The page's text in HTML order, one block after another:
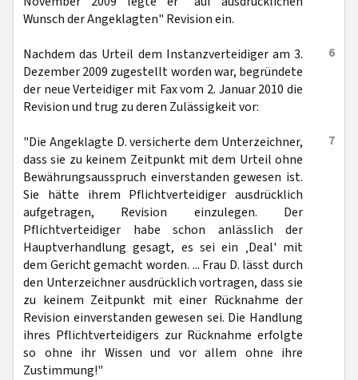
Wunsch der Angeklagten" Revision ein.
6
Nachdem das Urteil dem Instanzverteidiger am 3.
Dezember 2009 zugestellt worden war, begründete
der neue Verteidiger mit Fax vom 2. Januar 2010 die
Revision und trug zu deren Zulässigkeit vor:
7
"Die Angeklagte D. versicherte dem Unterzeichner,
dass sie zu keinem Zeitpunkt mit dem Urteil ohne
Bewährungsausspruch einverstanden gewesen ist.
Sie hätte ihrem Pflichtverteidiger ausdrücklich
aufgetragen, Revision einzulegen. Der
Pflichtverteidiger habe schon anlässlich der
Hauptverhandlung gesagt, es sei ein ‚Deal' mit
dem Gericht gemacht worden. ... Frau D. lässt durch
den Unterzeichner ausdrücklich vortragen, dass sie
zu keinem Zeitpunkt mit einer Rücknahme der
Revision einverstanden gewesen sei. Die Handlung
ihres Pflichtverteidigers zur Rücknahme erfolgte
so ohne ihr Wissen und vor allem ohne ihre
Zustimmung!"